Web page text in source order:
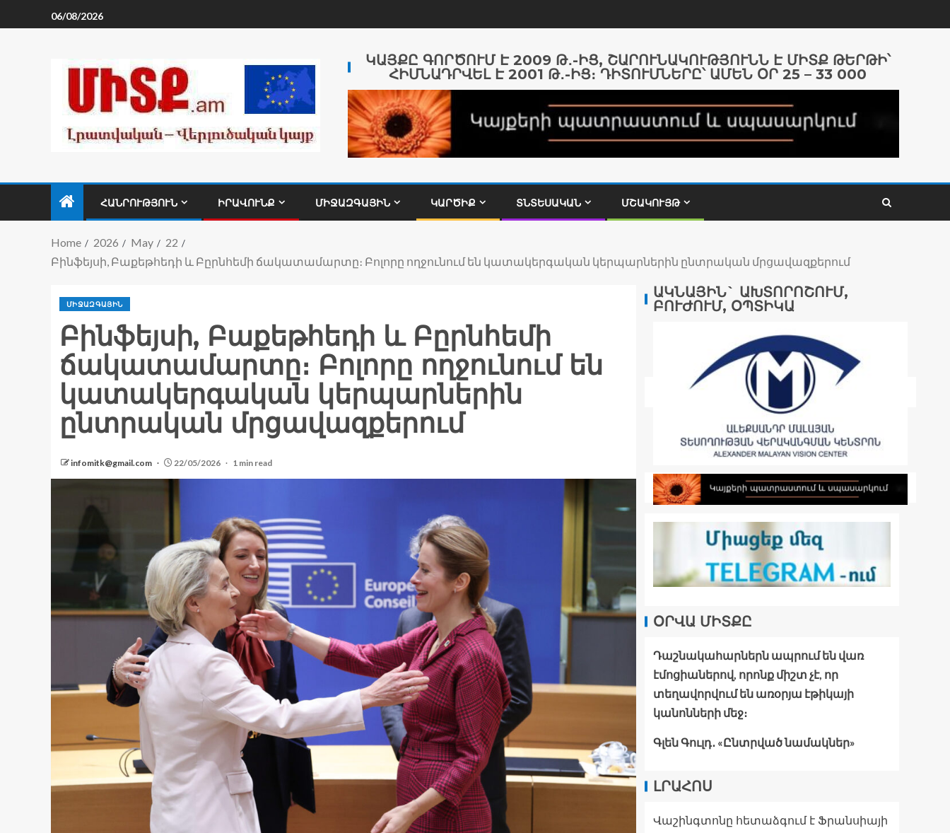
06/08/2026
ԿԱՅՔԸ ԳՈՐԾՈՒՄ Է 2009 Թ․-ԻՑ, ՇԱՐՈՒՆԱԿՈՒԹՅՈՒՆՆ Է ՄԻՏՔ ԹԵՐԹԻ՝
ՀԻՄՆԱԴՐՎԵԼ Է 2001 Թ․-ԻՑ։ ԴԻՏՈՒՄՆԵՐԸ՝ ԱՄԵՆ ՕՐ 25 – 33 000
ՀԱՆՐՈՒԹՅՈՒՆ ԻՐԱՎՈՒՆՔ ՄԻՋԱԶԳԱՅԻՆ ԿԱՐԾԻՔ ՏՆՏԵՍԱԿԱՆ ՄՇԱԿՈՒՅԹ
Home 2026 May
22
Բինֆեյսի, Բաքեթհեդի և Բըրնհեմի ճակատամարտը։ Բոլորը ողջունում են կատակերգական կերպարներին ընտրական մրցավազքերում
ՄԻՋԱԶԳԱՅԻՆ
Բինֆեյսի, Բաքեթհեդի և Բըրնհեմի
ճակատամարտը։ Բոլորը ողջունում են
կատակերգական կերպարներին
ընտրական մրցավազքերում
infomitk@gmail.com 22/05/2026 1 min read
ԱԿՆԱՅԻՆ` ԱԽՏՈՐՈՇՈՒՄ,
ԲՈՒԺՈՒՄ, ՕՊՏԻԿԱ
ՕՐՎԱ ՄԻՏՔԸ
Դաշնակահարներն ապրում են վառ
էմոցիաներով, որոնք միշտ չէ, որ
տեղավորվում են առօրյա էթիկայի
կանոնների մեջ։
Գլեն Գուլդ․ «Ընտրված նամակներ»
ԼՐԱՀՈՍ
Վաշինգտոնը հետաձգում է Ֆրանսիայի